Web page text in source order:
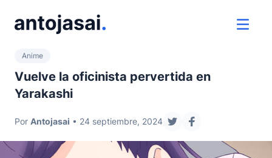
ver
Anime
Vuelve la oficinista pervertida en
Yarakashi
Por Antojasai • 24 septiembre, 2024
compartir en twitter
compartir en